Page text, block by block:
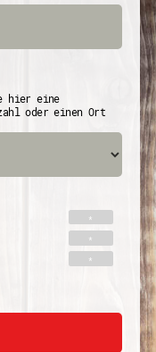
hier eine
oder einen Ort